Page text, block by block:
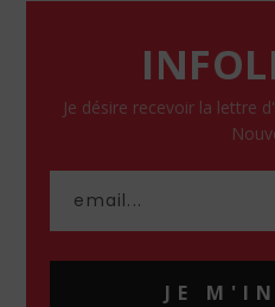
Je désire recevoir la lettre
JE